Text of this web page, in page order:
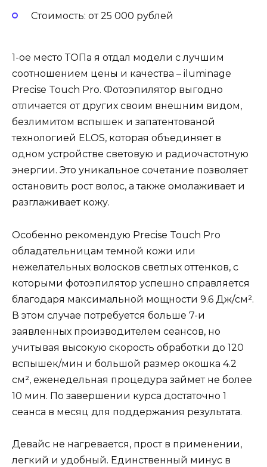
Стоимость: от 25 000 рублей
1-ое место ТОПа я отдал модели с лучшим
соотношением цены и качества – iluminage
Precise Touch Pro. Фотоэпилятор выгодно
отличается от других своим внешним видом,
безлимитом вспышек и запатентованой
технологией ELOS, которая объединяет в
одном устройстве световую и радиочастотную
энергии. Это уникальное сочетание позволяет
остановить рост волос, а также омолаживает и
разглаживает кожу.
Особенно рекомендую Precise Touch Pro
обладательницам темной кожи или
нежелательных волосков светлых оттенков, с
которыми фотоэпилятор успешно справляется
благодаря максимальной мощности 9.6 Дж/см².
В этом случае потребуется больше 7-и
заявленных производителем сеансов, но
учитывая высокую скорость обработки до 120
вспышек/мин и большой размер окошка 4.2
см², еженедельная процедура займет не более
10 мин. По завершении курса достаточно 1
сеанса в месяц для поддержания результата.
Девайс не нагревается, прост в применении,
легкий и удобный. Единственный минус в